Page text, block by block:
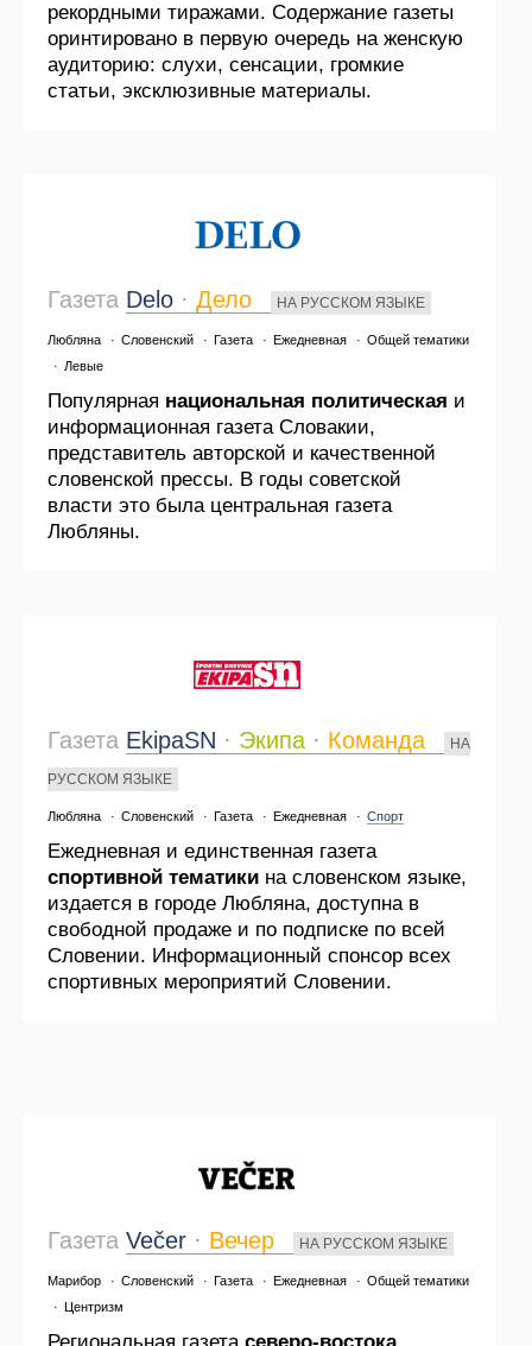
рекордными тиражами. Содержание газеты
оринтировано в первую очередь на женскую
аудиторию: слухи, сенсации, громкие
статьи, эксклюзивные материалы.
Газета Delo · Дело НА РУССКОМ ЯЗЫКЕ
Любляна · Словенский · Газета · Ежедневная · Общей тематики
· Левые
Популярная национальная политическая и
информационная газета Словакии,
представитель авторской и качественной
словенской прессы. В годы советской
власти это была центральная газета
Любляны.
Газета EkipaSN · Экипа · Команда НА
РУССКОМ ЯЗЫКЕ
Любляна · Словенский · Газета · Ежедневная · Спорт
Ежедневная и единственная газета
спортивной тематики на словенском языке,
издается в городе Любляна, доступна в
свободной продаже и по подписке по всей
Словении. Информационный спонсор всех
спортивных мероприятий Словении.
Газета Večer · Вечер НА РУССКОМ ЯЗЫКЕ
Марибор · Словенский · Газета · Ежедневная · Общей тематики
· Центризм